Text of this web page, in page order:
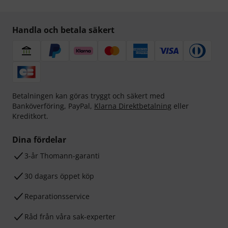
Handla och betala säkert
Betalningen kan göras tryggt och säkert med
Banköverföring, PayPal, Klarna Direktbetalning eller
Kreditkort.
Dina fördelar
3-år Thomann-garanti
30 dagars öppet köp
Reparationsservice
Råd från våra sak-experter